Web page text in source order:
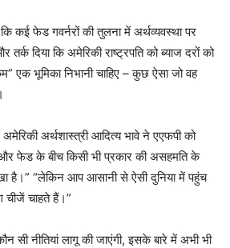
कई फेड गवर्नरों की तुलना में अर्थव्यवस्था पर
तर्क दिया कि अमेरिकी राष्ट्रपति को ब्याज दरों को
एक भूमिका निभानी चाहिए – कुछ ऐसा जो वह
अर्थशास्त्री आदित्य भावे ने एएफपी को
और फेड के बीच किसी भी प्रकार की असहमति के
है।” “लेकिन आप आसानी से ऐसी दुनिया में पहुंच
चाहते हैं।”
सी नीतियां लागू की जाएंगी, इसके बारे में अभी भी